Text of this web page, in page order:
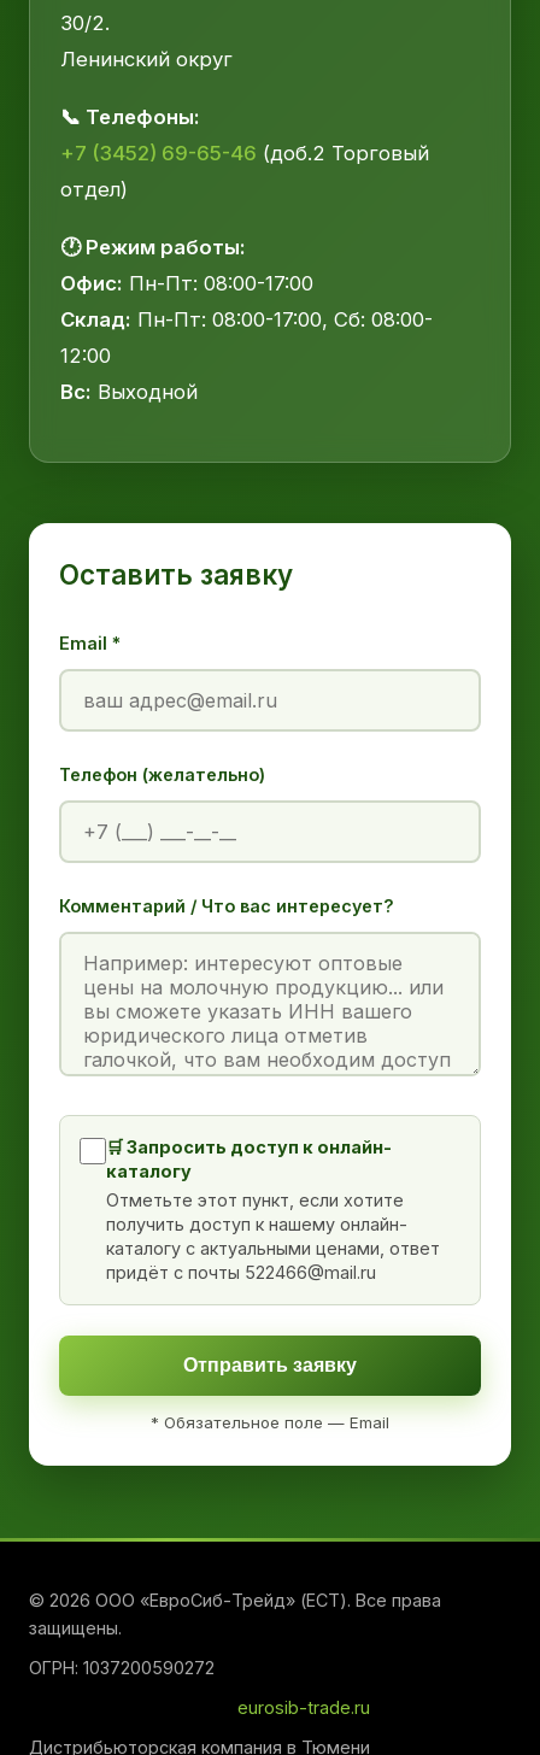
30/2.
Ленинский округ
📞 Телефоны:
+7 (3452) 69-65-46 (доб.2 Торговый
отдел)
🕐 Режим работы:
Офис: Пн-Пт: 08:00-17:00
Склад: Пн-Пт: 08:00-17:00, Сб: 08:00-
12:00
Вс: Выходной
Оставить заявку
Email *
Телефон (желательно)
Комментарий / Что вас интересует?
🛒 Запросить доступ к онлайн-
каталогу
Отметьте этот пункт, если хотите
получить доступ к нашему онлайн-
каталогу с актуальными ценами, ответ
придёт с почты 522466@mail.ru
Отправить заявку
* Обязательное поле — Email
© 2026 ООО «ЕвроСиб-Трейд» (ЕСТ). Все права
защищены.
ОГРН: 1037200590272
eurosib-trade.ru
Дистрибьюторская компания в Тюмени